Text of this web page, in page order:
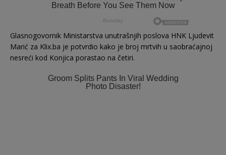
Glasnogovornik Ministarstva unutrašnjih poslova HNK Ljudevit
Marić za Klix.ba je potvrdio kako je broj mrtvih u saobraćajnoj
nesreći kod Konjica porastao na četiri.